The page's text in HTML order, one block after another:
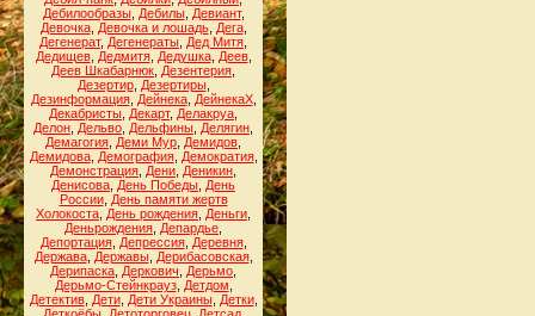
Дебилообразы, Дебилы, Девиант,
Девочка, Девочка и лошадь, Дега,
Дегенерат, Дегенераты Дед Митя
Дедищев, Дедмитя, Дедушка, Деев,
Деев Шкабарнюк Дезентерия
Дезертир, Дезертиры,
Дезинформация, Дейнека, ДейнекаХ,
Декабристы Декарт, Делакруа
Делон Дельво Дельфины Делягин
Демагогия Деми Мур Демидов
Демидова, Демография, Демократия,
Демонстрация Дени Деникин
Денисова День Победы День
России, День памяти жертв
Холокоста День рождения Деньги
Деньрождения Депардье
Депортация, Депрессия, Деревня,
Держава, Державы, Дерибасовская,
Дерипаска Деркович Дерьмо
Дерьмо-Стейнкрауз, Детдом
Детектив, Дети, Дети Украины, Детки,